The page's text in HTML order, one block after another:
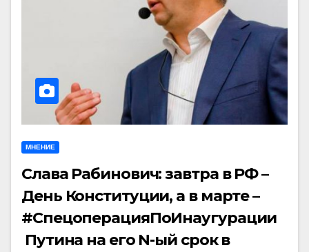
МНЕНИЕ
Слава Рабинович: завтра в РФ –
День Конституции, а в марте –
#СпецоперацияПоИнаугурации
Путина на его N-ый срок в